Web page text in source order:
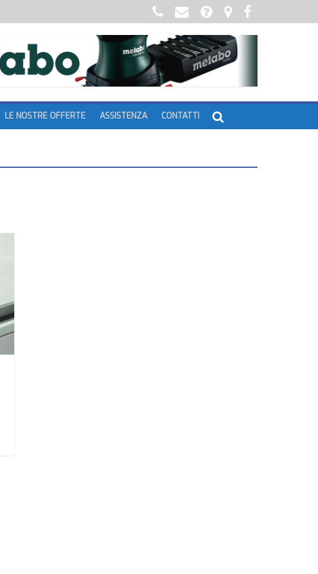
LE NOSTRE OFFERTE ASSISTENZA CONTATTI